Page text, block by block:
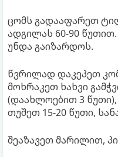
ცომს გადააფარეთ
ადგილას 60-90
უნდა გაიზარდოს.
წვრილად დაკეპეთ
მოხრაკეთ ხახვი
(დაახლოებით 3
თუშეთ 15-20 წუთი,
შეაზავეთ მარილით,